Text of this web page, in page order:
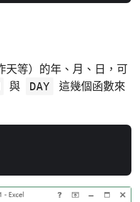
天等）的年、月、日，可
與 DAY
這幾個函數來